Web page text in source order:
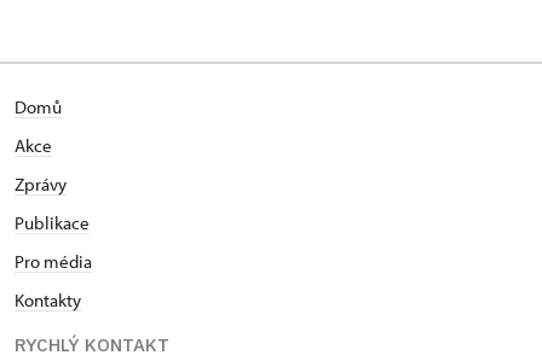
Domů
Akce
Zprávy
Publikace
Pro média
Kontakty
RYCHLÝ KONTAKT